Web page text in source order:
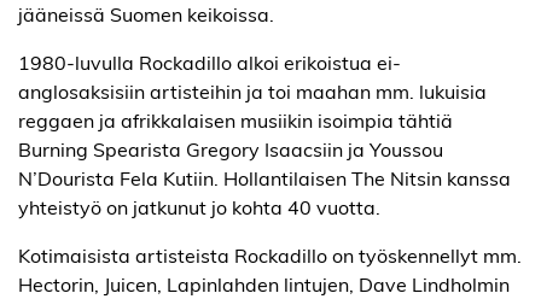
jääneissä Suomen keikoissa.
1980-luvulla Rockadillo alkoi erikoistua ei-
anglosaksisiin artisteihin ja toi maahan mm. lukuisia
reggaen ja afrikkalaisen musiikin isoimpia tähtiä
Burning Spearista Gregory Isaacsiin ja Youssou
N’Dourista Fela Kutiin. Hollantilaisen The Nitsin kanssa
yhteistyö on jatkunut jo kohta 40 vuotta.
Kotimaisista artisteista Rockadillo on työskennellyt mm.
Hectorin, Juicen, Lapinlahden lintujen, Dave Lindholmin